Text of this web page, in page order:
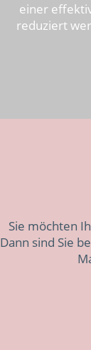
einer
reduziert
Sie möchten
Dann sind Sie